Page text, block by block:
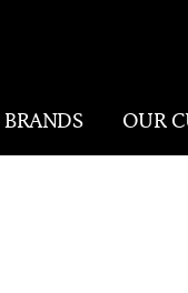
BRANDS OUR